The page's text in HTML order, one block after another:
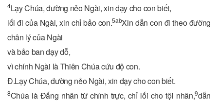
4Lạy Chúa, đường nẻo Ngài, xin dạy cho con biết,
lối đi của Ngài, xin chỉ bảo con.5abXin dẫn con đi theo đường
chân lý của Ngài
và bảo ban dạy dỗ,
vì chính Ngài là Thiên Chúa cứu độ con.
Đ.Lạy Chúa, đường nẻo Ngài, xin dạy cho con biết.
8Chúa là Đấng nhân từ chính trực, chỉ lối cho tội nhân,9dẫn